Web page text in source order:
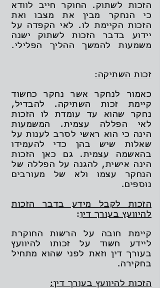
הזכות לשתוק. החוקר חייב לוודא
כי הנחקר מבין את מצבו ואת
הזכות הקיימת לו. לאי הקפדה על
יידוע בדבר הזכות לשתוק ישנה
משמעות להמשך ההליך הפלילי.
זכות השתיקה:
כאמור לנחקר אשר נחקר כחשוד
קיימת זכות השתיקה. להבדיל,
נחקר שהוא עד עומדת לו הזכות
לאי הפללה עצמית. המשמעות
הינה כי הוא ראשי לסרב לענות על
שאלות שיש בהן כדי להעמידו
בהאשמה עצמית. גם כאן הזכות
הינה אישית, להגנה על הפללה של
הנחקר עצמו ולא של מעורבים
נוספים.
הזכות לקבל מידע בדבר הזכות
להיוועץ בעורך דין:
קיימת חובה על הרשות החוקרת
ליידע חשוד על זכותו להיוועץ
בעורך דין וזאת לפני שהוא מתחיל
בחקירה.
הזכות להיוועץ בעורך דין: